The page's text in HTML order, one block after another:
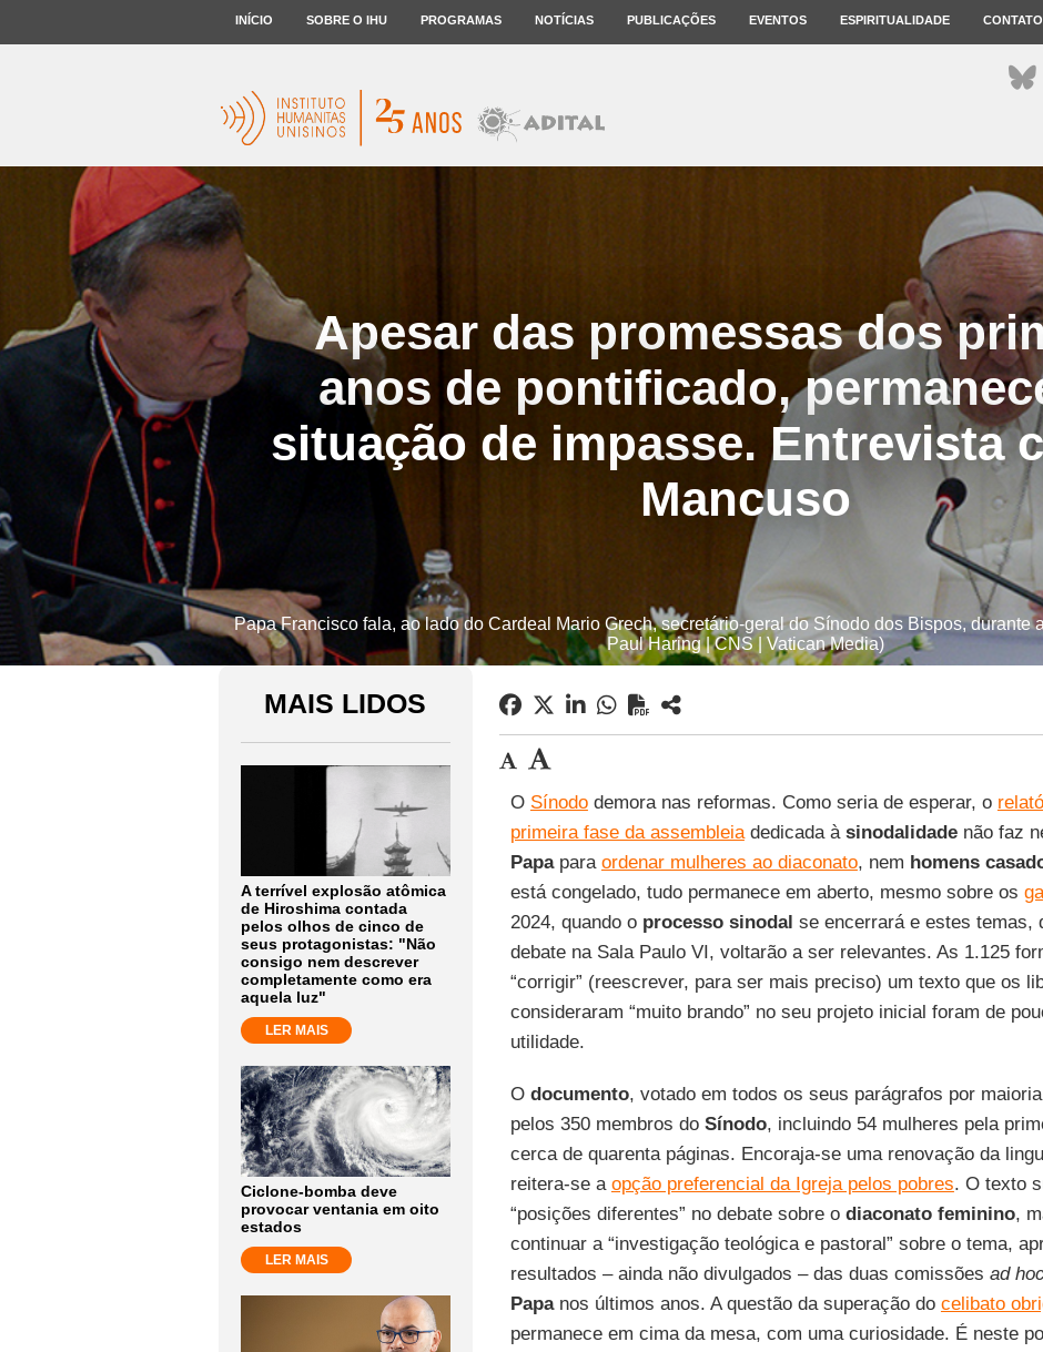
INÍCIO SOBRE O IHU PROGRAMAS NOTÍCIAS PUBLICAÇÕES EVENTOS ESPIRITUALIDADE CONTATO
Apesar das promessas dos
anos de pontificado,
situação de impasse. Entrevista
Mancuso
Papa Francisco fala, ao lado do Cardeal Mario Grech, secretário-geral do Sínodo dos Bispos, durante
Paul Haring | CNS | Vatican Media)
MAIS LIDOS
A terrível explosão atômica
de Hiroshima contada
pelos olhos de cinco de
seus protagonistas: "Não
consigo nem descrever
completamente como era
aquela luz"
LER MAIS
Ciclone-bomba deve
provocar ventania em oito
estados
LER MAIS
O Sínododemora nas reformas. Como seria de esperar, o
primeira fase da assembleiadedicada à sinodalidadenão faz
Papapara ordenar mulheres ao diaconato, nem homens
está congelado, tudo permanece em aberto, mesmo sobre os
2024, quando oprocesso sinodal se encerrará e estes temas,
debate na Sala Paulo VI, voltarão a ser relevantes. As 1.125
“corrigir” (reescrever, para ser mais preciso) um texto que os
consideraram “muito brando” no seu projeto inicial foram de
utilidade.
O documento, votado em todos os seus parágrafos por
pelos 350 membros do Sínodo, incluindo 54 mulheres pela
cerca de quarenta páginas. Encoraja-se uma renovação da
reitera-se a opção preferencial da Igreja pelos pobres. O texto
“posições diferentes” no debate sobre o diaconato feminino,
continuar a “investigação teológica e pastoral” sobre o tema,
resultados – ainda não divulgados – das duas comissões ad
Papanos últimos anos. A questão da superação do celibato
permanece em cima da mesa, com uma curiosidade. É neste